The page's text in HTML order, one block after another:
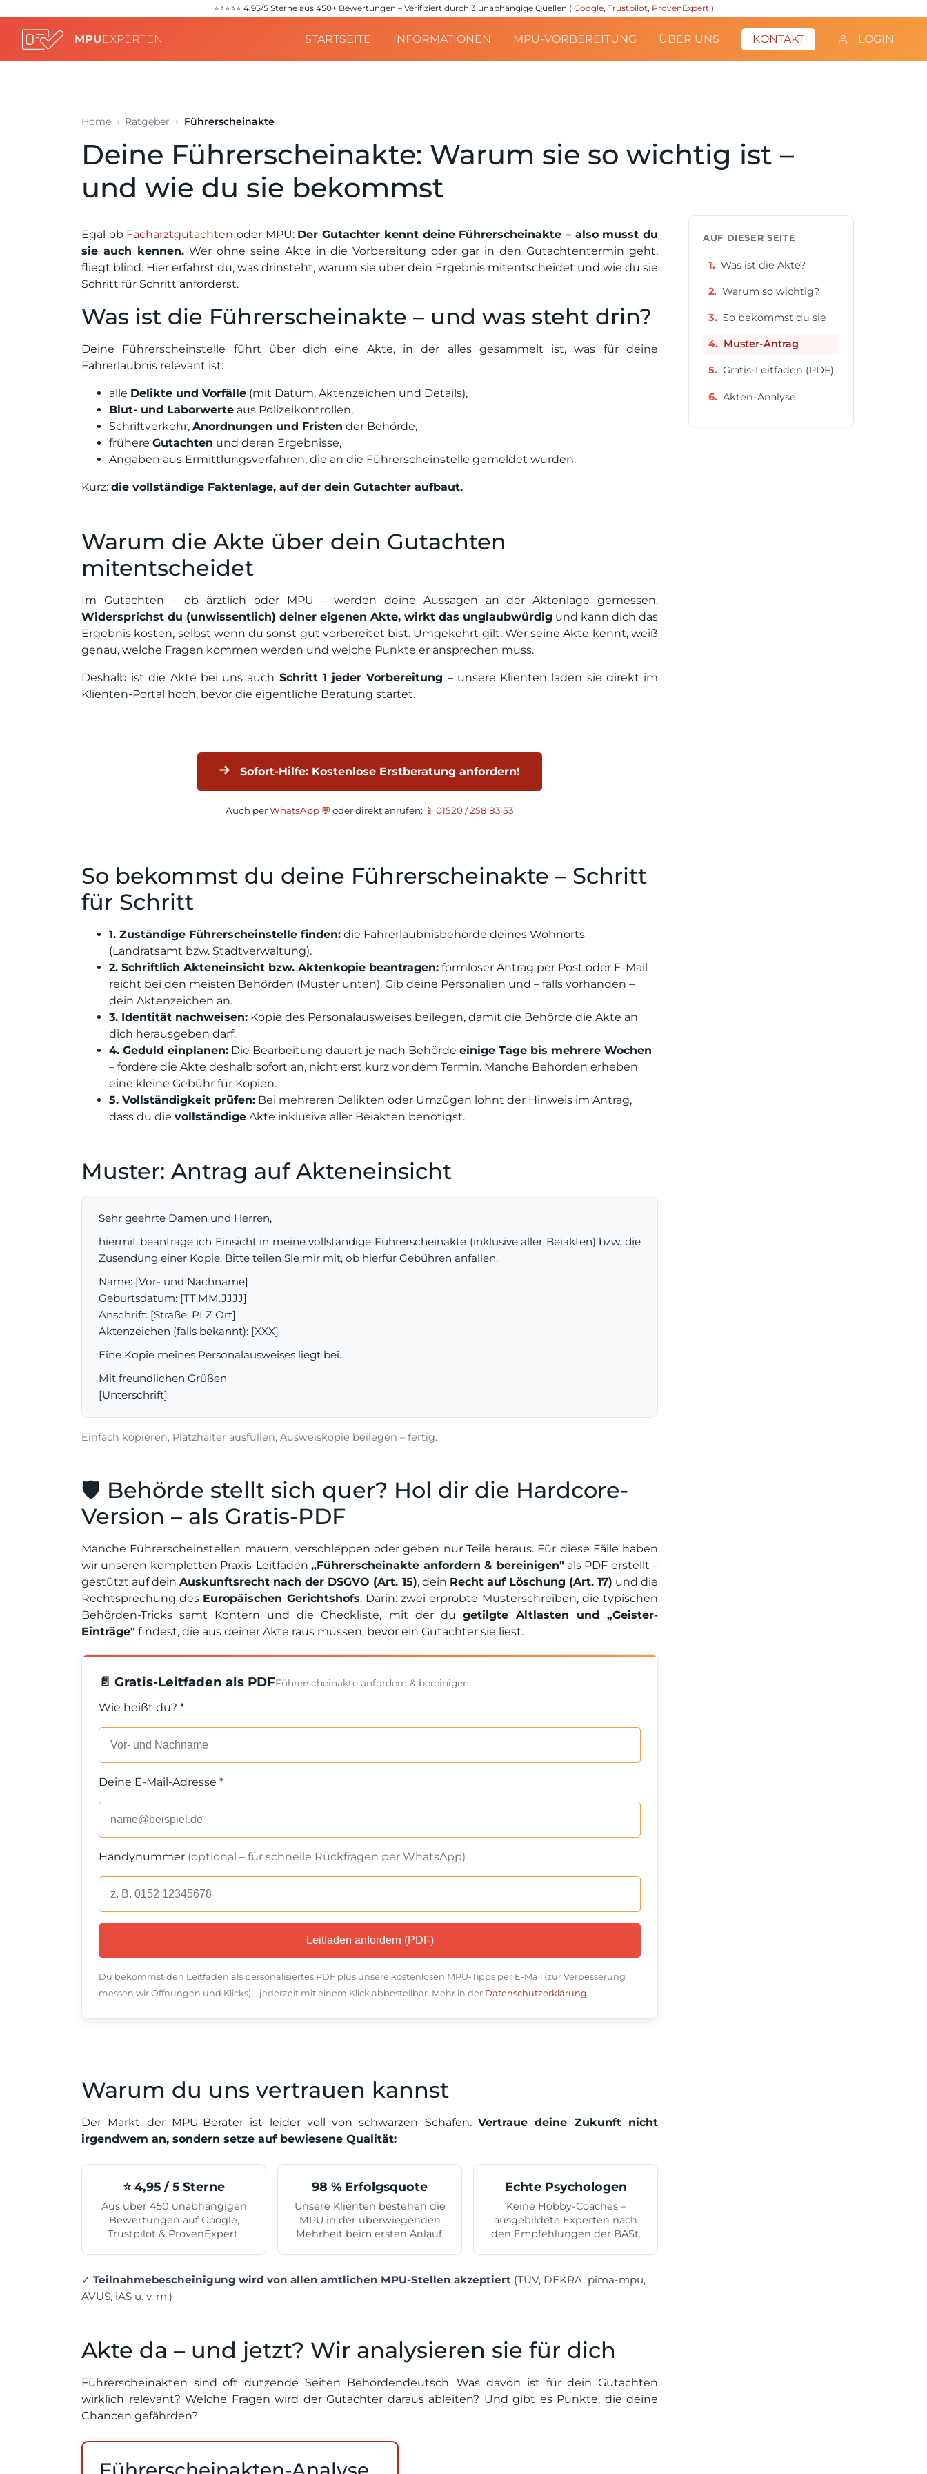
⭐️⭐️⭐️⭐️⭐️ 4,95/5 Sterne aus 450+ Bewertungen – Verifiziert durch 3 unabhängige Quellen ( Google, Trustpilot, ProvenExpert)
MPUEXPERTEN STARTSEITE INFORMATIONEN MPU-VORBEREITUNG ÜBER UNS KONTAKT LOGIN
Home Ratgeber Führerscheinakte
Deine Führerscheinakte: Warum sie so wichtig ist –
und wie du sie bekommst
Egal ob Facharztgutachten oder MPU: Der Gutachter kennt deine Führerscheinakte – also musst du
sie auch kennen.Wer ohne seine Akte in die Vorbereitung oder gar in den Gutachtentermin geht,
fliegt blind. Hier erfährst du, was drinsteht, warum sie über dein Ergebnis mitentscheidet und wie du sie
Schritt für Schritt anforderst.
Was ist die Führerscheinakte – und was steht drin?
Deine Führerscheinstelle führt über dich eine Akte, in der alles gesammelt ist, was für deine
Fahrerlaubnis relevant ist:
alle Delikte und Vorfälle (mit Datum, Aktenzeichen und Details),
Blut- und Laborwerte aus Polizeikontrollen,
Schriftverkehr, Anordnungen und Fristen der Behörde,
frühere Gutachten und deren Ergebnisse,
Angaben aus Ermittlungsverfahren, die an die Führerscheinstelle gemeldet wurden.
Kurz: die vollständige Faktenlage, auf der dein Gutachter aufbaut.
Warum die Akte über dein Gutachten
mitentscheidet
Im Gutachten – ob ärztlich oder MPU – werden deine Aussagen an der Aktenlage gemessen.
Widersprichst du (unwissentlich) deiner eigenen Akte, wirkt das unglaubwürdig und kann dich das
Ergebnis kosten, selbst wenn du sonst gut vorbereitet bist. Umgekehrt gilt: Wer seine Akte kennt, weiß
genau, welche Fragen kommen werden und welche Punkte er ansprechen muss.
Deshalb ist die Akte bei uns auch Schritt 1 jeder Vorbereitung – unsere Klienten laden sie direkt im
Klienten-Portal hoch, bevor die eigentliche Beratung startet.
Sofort-Hilfe: Kostenlose Erstberatung anfordern!
Auch perWhatsApp 💬 oder direkt anrufen: 📱 01520 / 258 83 53
So bekommst du deine Führerscheinakte – Schritt
für Schritt
1. Zuständige Führerscheinstelle finden: die Fahrerlaubnisbehörde deines Wohnorts
(Landratsamt bzw. Stadtverwaltung).
2. Schriftlich Akteneinsicht bzw. Aktenkopie beantragen: formloser Antrag per Post oder E-Mail
reicht bei den meisten Behörden (Muster unten). Gib deine Personalien und – falls vorhanden –
dein Aktenzeichen an.
3. Identität nachweisen: Kopie des Personalausweises beilegen, damit die Behörde die Akte an
dich herausgeben darf.
4. Geduld einplanen: Die Bearbeitung dauert je nach Behörde einige Tage bis mehrere Wochen
– fordere die Akte deshalb sofort an, nicht erst kurz vor dem Termin. Manche Behörden erheben
eine kleine Gebühr für Kopien.
5. Vollständigkeit prüfen: Bei mehreren Delikten oder Umzügen lohnt der Hinweis im Antrag,
dass du die vollständige Akte inklusive aller Beiakten benötigst.
Muster: Antrag auf Akteneinsicht
Sehr geehrte Damen und Herren,
hiermit beantrage ich Einsicht in meine vollständige Führerscheinakte (inklusive aller Beiakten) bzw. die
Zusendung einer Kopie. Bitte teilen Sie mir mit, ob hierfür Gebühren anfallen.
Name: [Vor- und Nachname]
Geburtsdatum: [TT.MM.JJJJ]
Anschrift: [Straße, PLZ Ort]
Aktenzeichen (falls bekannt): [XXX]
Eine Kopie meines Personalausweises liegt bei.
Mit freundlichen Grüßen
[Unterschrift]
Einfach kopieren, Platzhalter ausfüllen, Ausweiskopie beilegen – fertig.
🛡️ Behörde stellt sich quer? Hol dir die Hardcore-
Version – als Gratis-PDF
Manche Führerscheinstellen mauern, verschleppen oder geben nur Teile heraus. Für diese Fälle haben
wir unseren kompletten Praxis-Leitfaden„Führerscheinakte anfordern & bereinigen"als PDF erstellt –
gestützt auf deinAuskunftsrecht nach der DSGVO (Art. 15), dein Recht auf Löschung (Art. 17) und die
Rechtsprechung des Europäischen Gerichtshofs. Darin: zwei erprobte Musterschreiben, die typischen
Behörden-Tricks samt Kontern und die Checkliste, mit der du getilgte Altlasten und „Geister-
Einträge" findest, die aus deiner Akte raus müssen, bevor ein Gutachter sie liest.
📄 Gratis-Leitfaden als PDFFührerscheinakte anfordern & bereinigen
Wie heißt du? *
Deine E-Mail-Adresse *
Handynummer (optional – für schnelle Rückfragen per WhatsApp)
Du bekommst den Leitfaden als personalisiertes PDF plus unsere kostenlosen MPU-Tipps per E-Mail (zur Verbesserung
messen wir Öffnungen und Klicks) – jederzeit mit einem Klick abbestellbar. Mehr in der Datenschutzerklärung.
Warum du uns vertrauen kannst
Der Markt der MPU-Berater ist leider voll von schwarzen Schafen.Vertraue deine Zukunft nicht
irgendwem an, sondern setze auf bewiesene Qualität:
⭐️ 4,95 / 5 Sterne
Aus über 450 unabhängigen
Bewertungen auf Google,
Trustpilot & ProvenExpert.
98 % Erfolgsquote
Unsere Klienten bestehen die
MPU in der überwiegenden
Mehrheit beim ersten Anlauf.
Echte Psychologen
Keine Hobby-Coaches –
ausgebildete Experten nach
den Empfehlungen der BASt.
✓ Teilnahmebescheinigung wird von allen amtlichen MPU-Stellen akzeptiert (TÜV, DEKRA, pima-mpu,
AVUS, iAS u. v. m.)
Akte da – und jetzt? Wir analysieren sie für dich
Führerscheinakten sind oft dutzende Seiten Behördendeutsch. Was davon ist für dein Gutachten
wirklich relevant? Welche Fragen wird der Gutachter daraus ableiten? Und gibt es Punkte, die deine
Chancen gefährden?
AUF DIESER SEITE
Was ist die Akte?
Warum so wichtig?
So bekommst du sie
Muster-Antrag
Gratis-Leitfaden (PDF)
Akten-Analyse